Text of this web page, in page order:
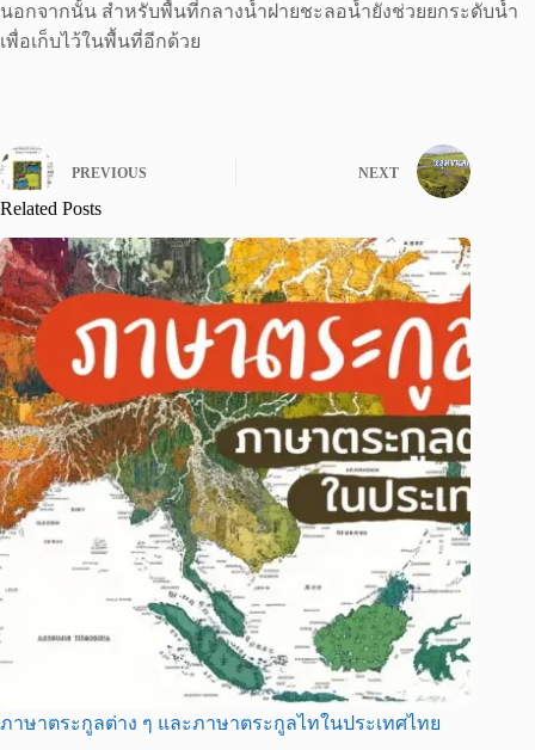
นอกจากนั้น สำหรับพื้นที่กลางน้ำฝายชะลอน้ำยังช่วยยกระดับน้ำ
เพื่อเก็บไว้ในพื้นที่อีกด้วย
PREVIOUS NEXT
Related Posts
ภาษาตระกูลต่าง ๆ และภาษาตระกูลไทในประเทศไทย